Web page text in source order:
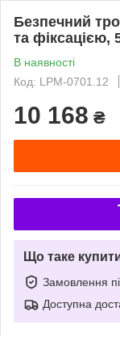
Безпечний
та фіксацією,
В наявності
Код: LPM-0701.12
10 168 ₴
Що таке
Замовлення
Доступна